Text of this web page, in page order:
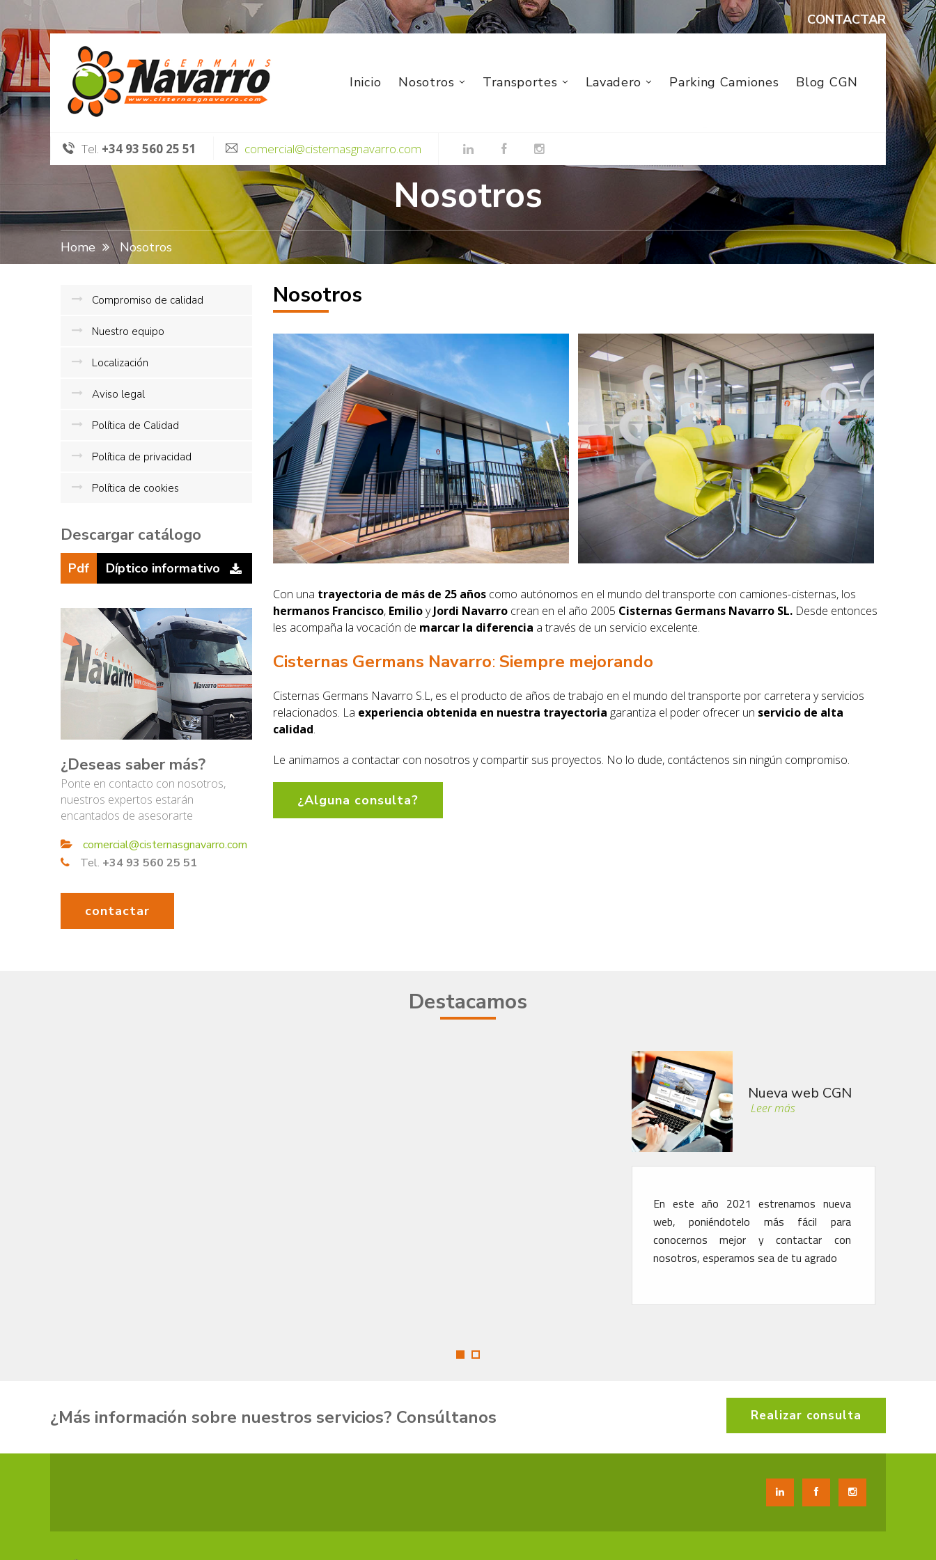
CONTACTAR
Inicio Nosotros Transportes Lavadero Parking Camiones Blog CGN
Tel. +34 93 560 25 51 comercial@cisternasgnavarro.com
Nosotros
Home Nosotros
Nosotros
Con una trayectoria de más de 25 años como autónomos en el mundo del transporte con camiones-cisternas, los
hermanos Francisco, EmilioyJordi Navarro crean en el año 2005 Cisternas Germans Navarro SL. Desde entonces
les acompaña la vocación de marcar la diferencia a través de un servicio excelente.
Cisternas Germans Navarro: Siempre mejorando
Cisternas Germans Navarro S.L, es el producto de años de trabajo en el mundo del transporte por carretera y servicios
relacionados. La experiencia obtenida en nuestra trayectoria garantiza el poder ofrecer un servicio de alta
calidad.
Le animamos a contactar con nosotros y compartir sus proyectos. No lo dude, contáctenos sin ningún compromiso.
¿Alguna consulta?
Compromiso de calidad
Nuestro equipo
Localización
Aviso legal
Política de Calidad
Política de privacidad
Política de cookies
Descargar catálogo
Pdf Díptico informativo
¿Deseas saber más?
Ponte en contacto con nosotros,
nuestros expertos estarán
encantados de asesorarte
comercial@cisternasgnavarro.com
Tel. +34 93 560 25 51
contactar
Destacamos
Nueva web CGN Soluciones
Aplicación de métodos para el ahorro de
consumo, desgaste y contaminación del
medio ambiente. Nuestra flota está
dotada de la solución Optifuel Infomax de
¿Más información sobre nuestros servicios? Consúltanos Realizar consulta